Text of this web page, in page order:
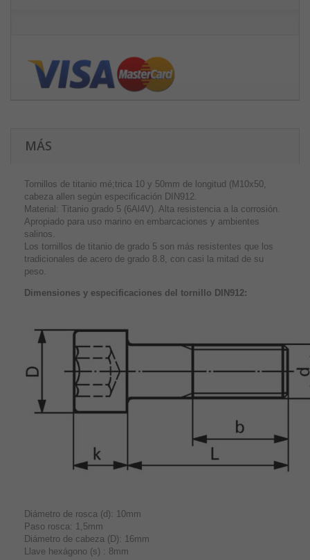
MÁS
Tornillos de titanio mé;trica 10 y 50mm de longitud (M10x50,
cabeza allen según especificación DIN912.
Material: Titanio grado 5 (6Al4V). Alta resistencia a la corrosión.
Apropiado para uso marino en embarcaciones y ambientes
salinos.
Los tornillos de titanio de grado 5 son más resistentes que los
tradicionales de acero de grado 8.8, con casi la mitad de su
peso.
Dimensiones y especificaciones del tornillo DIN912:
Diámetro de rosca (d): 10mm
Paso rosca: 1,5mm
Diámetro de cabeza (D): 16mm
Llave hexágono (s) : 8mm